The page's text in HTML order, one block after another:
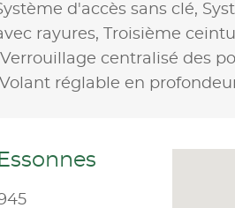
d'accès sans clé,
rayures, Troisième
Verrouillage centralisé des
Volant réglable en